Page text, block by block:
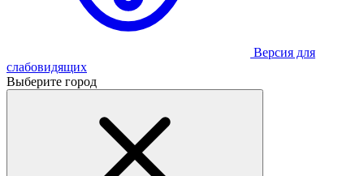
Версия для
слабовидящих
Выберите город